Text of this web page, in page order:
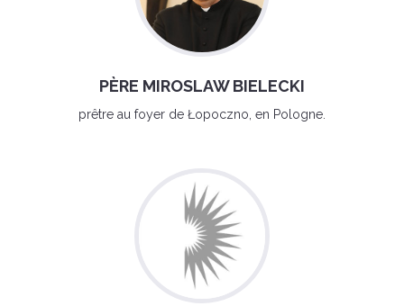
PÈRE MIROSLAW BIELECKI
prêtre au foyer de Łopoczno, en Pologne.